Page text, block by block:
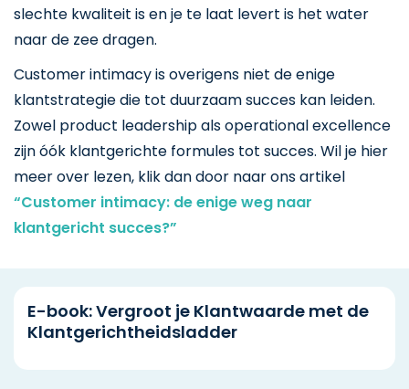
slechte kwaliteit is en je te laat levert is het water
naar de zee dragen.
Customer intimacy is overigens niet de enige
klantstrategie die tot duurzaam succes kan leiden.
Zowel product leadership als operational excellence
zijn óók klantgerichte formules tot succes. Wil je hier
meer over lezen, klik dan door naar ons artikel
“Customer intimacy: de enige weg naar
klantgericht succes?”
E-book: Vergroot je Klantwaarde met de
Klantgerichtheidsladder